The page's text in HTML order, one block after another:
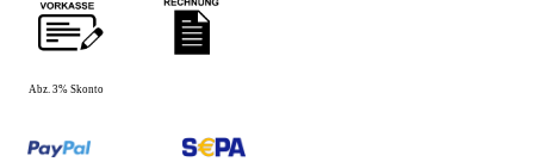
Abz. 3% Skonto